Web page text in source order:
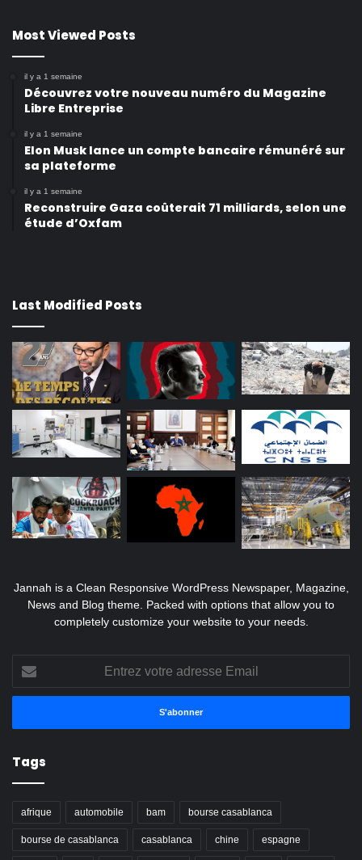
Most Viewed Posts
il y a 1 semaine
Découvrez votre nouveau numéro du Magazine
Libre Entreprise
il y a 1 semaine
Elon Musk lance un compte bancaire rémunéré sur
sa plateforme
il y a 1 semaine
Reconstruire Gaza coûterait 71 milliards, selon une
étude d’Oxfam
Last Modified Posts
Jannah is a Clean Responsive WordPress Newspaper, Magazine,
News and Blog theme. Packed with options that allow you to
completely customize your website to your needs.
Entrez
votre
adresse
Tags
afrique automobile bam bourse casablanca
bourse de casablanca casablanca chine espagne